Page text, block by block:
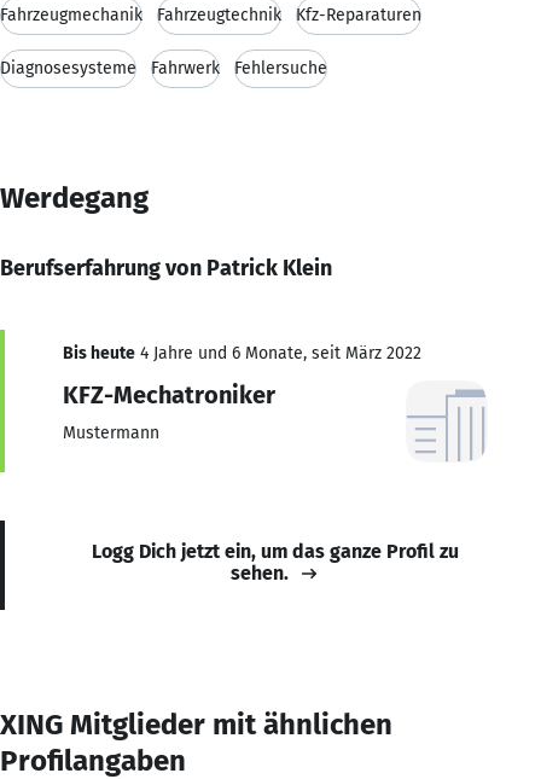
Fahrzeugmechanik Fahrzeugtechnik Kfz-Reparaturen
Diagnosesysteme Fahrwerk Fehlersuche
Werdegang
Berufserfahrung von Patrick Klein
Bis heute 4 Jahre und 6 Monate, seit März 2022
KFZ-Mechatroniker
Mustermann
Logg Dich jetzt ein, um das ganze Profil zu
sehen.
XING Mitglieder mit ähnlichen
Profilangaben